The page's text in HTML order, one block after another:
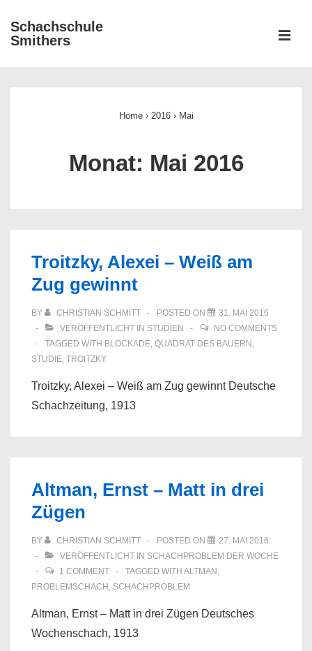
Zum
Inhalt
Schachschule
Smithers
Home › 2016 › Mai
Monat: Mai 2016
Troitzky, Alexei – Weiß am
Zug gewinnt
BY CHRISTIAN SCHMITT POSTED ON
31. MAI 2016
VERÖFFENTLICHT IN STUDIEN
NO COMMENTS
TAGGED WITH BLOCKADE, QUADRAT DES BAUERN ,
STUDIE, TROITZKY
Troitzky, Alexei – Weiß am Zug gewinnt Deutsche
Schachzeitung, 1913
Altman, Ernst – Matt in drei
Zügen
BY CHRISTIAN SCHMITT POSTED ON
27. MAI 2016
VERÖFFENTLICHT IN SCHACHPROBLEM DER WOCHE
1 COMMENT
TAGGED WITH ALTMAN ,
PROBLEMSCHACH , SCHACHPROBLEM
Altman, Ernst – Matt in drei Zügen Deutsches
Wochenschach, 1913